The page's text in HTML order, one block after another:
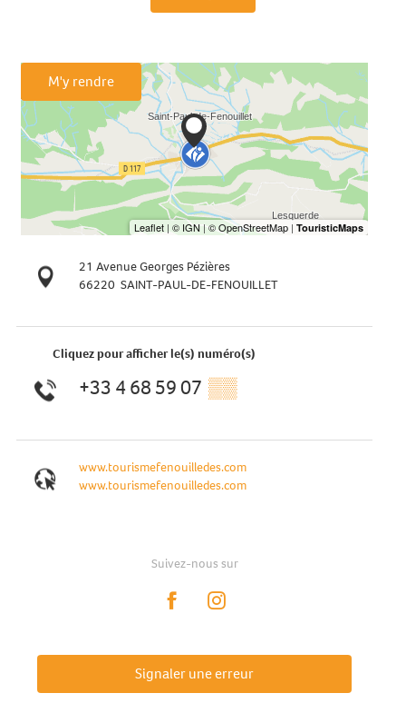
M'y rendre
21 Avenue Georges Pézières
66220 SAINT-PAUL-DE-FENOUILLET
Cliquez pour afficher le(s) numéro(s)
+33 4 68 59 07 ▒▒
www.tourismefenouilledes.com
www.tourismefenouilledes.com
Suivez-nous sur
Signaler une erreur